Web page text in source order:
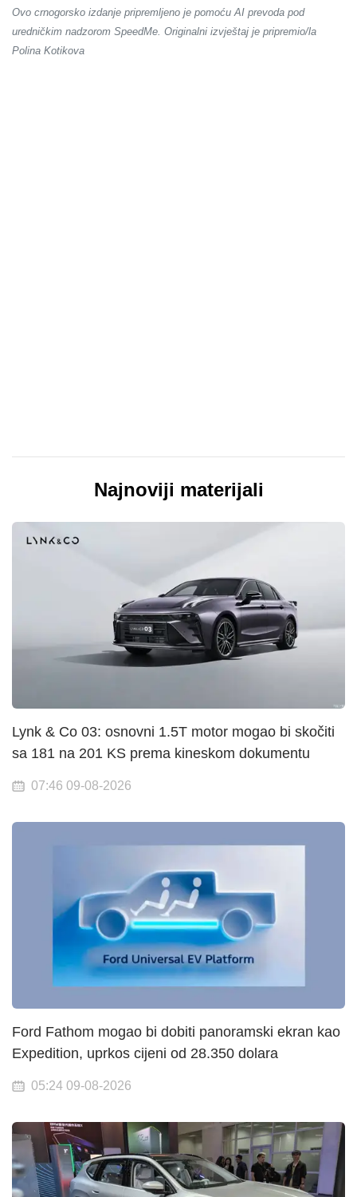
Ovo crnogorsko izdanje pripremljeno je pomoću AI prevoda pod
uredničkim nadzorom SpeedMe. Originalni izvještaj je pripremio/la
Polina Kotikova
Najnoviji materijali
Lynk & Co 03: osnovni 1.5T motor mogao bi skočiti
sa 181 na 201 KS prema kineskom dokumentu
07:46 09-08-2026
Ford Fathom mogao bi dobiti panoramski ekran kao
Expedition, uprkos cijeni od 28.350 dolara
05:24 09-08-2026